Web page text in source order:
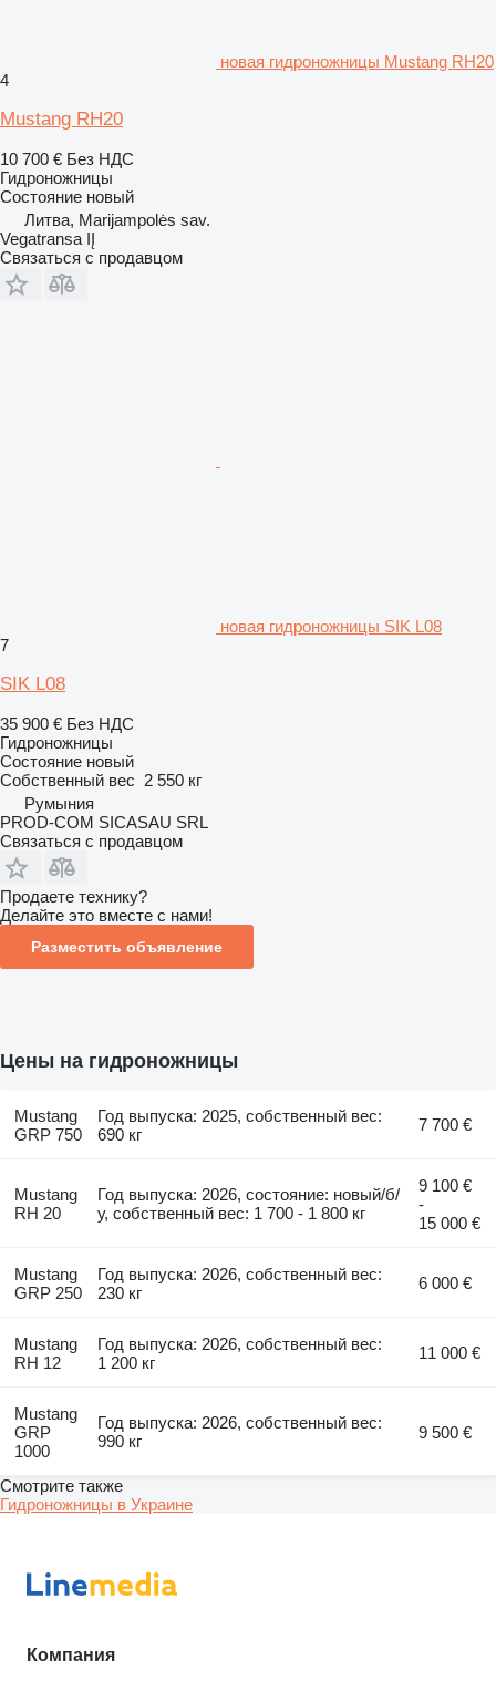
новая гидроножницы Mustang RH20
4
Mustang RH20
10 700 € Без НДС
Гидроножницы
Состояние новый
Литва, Marijampolės sav.
Vegatransa IĮ
Связаться с продавцом
новая гидроножницы SIK L08
7
SIK L08
35 900 € Без НДС
Гидроножницы
Состояние новый
Собственный вес 2 550 кг
Румыния
PROD-COM SICASAU SRL
Связаться с продавцом
Продаете технику?
Делайте это вместе с нами!
Разместить объявление
Цены на гидроножницы
Mustang
GRP 750
Год выпуска: 2025, собственный вес:
690 кг
7 700 €
Mustang
RH 20
Год выпуска: 2026, состояние: новый/б/
у, собственный вес: 1 700 - 1 800 кг
9 100 €
-
15 000 €
Mustang
GRP 250
Год выпуска: 2026, собственный вес:
230 кг
6 000 €
Mustang
RH 12
Год выпуска: 2026, собственный вес:
1 200 кг
11 000 €
Mustang
GRP
1000
Год выпуска: 2026, собственный вес:
990 кг
9 500 €
Смотрите также
Гидроножницы в Украине
Компания